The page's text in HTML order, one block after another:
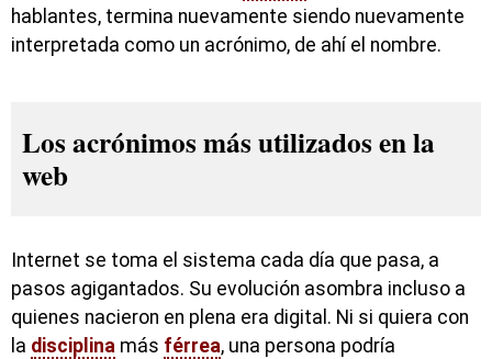
hablantes, termina nuevamente siendo nuevamente
interpretada como un acrónimo, de ahí el nombre.
Los acrónimos más utilizados en la
web
Internet se toma el sistema cada día que pasa, a
pasos agigantados. Su evolución asombra incluso a
quienes nacieron en plena era digital. Ni si quiera con
la disciplina más férrea, una persona podría